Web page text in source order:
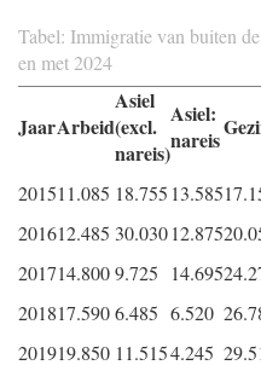
Tabel: Immigratie van buiten
en met 2024
JaarArbeid
Asiel
(excl.
nareis)
Asiel:
nareis
201511.085 18.755 13.585
201612.485 30.03012.875
201714.8009.725 14.695
201817.5906.485 6.520
201919.850 11.5154.245